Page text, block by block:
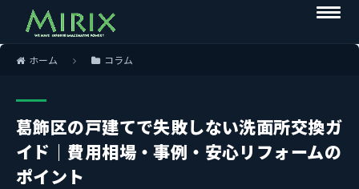
ホーム コラム
葛飾区の戸建てで失敗しない洗面所交換ガ
イド｜費用相場・事例・安心リフォームの
ポイント